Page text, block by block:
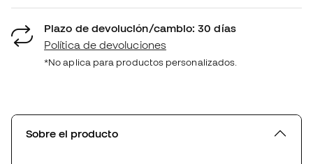
Plazo de devolución/cambio: 30 días
Política de devoluciones
*No aplica para productos personalizados.
Sobre el producto